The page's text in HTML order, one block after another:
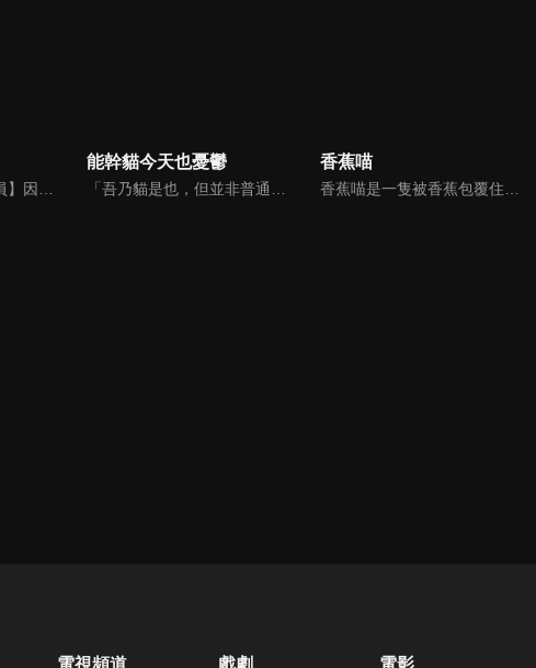
【上班這檔事：公務員】因為戰後的人口爆發、惡靈的兇暴化，地獄被亡者擠得水洩不通的今日，飽受人手不足所苦的地獄陷入了前所未見的混亂。在這之中，有一個在幕後代替手足無措的閻魔大王為各式各樣的問題負責善後的傑出人才，他的名字是閻魔大王的第一補佐官鬼灯！
能幹貓今天也憂鬱
「吾乃貓是也，但並非普通的貓，是空前絕後的『能幹的貓』」 工作能力強，但生活能力零分的上班族福澤幸來，某天撿到了一隻瀕臨凍死的小貓。 被取名為諭吉的小貓，不知不覺中長成不可思議的體型，代替生活能力悽慘的主人做料理、洗衣服、打掃、買東西、與鄰居打交道……。
香蕉喵
香蕉喵是一隻被香蕉包覆住的不可思議貓咪，沒有人看過牠被香蕉皮包住的部分......混在真正的香蕉堆中生活著。最喜歡玩樂和吃點心的牠，會趁沒有人的時候偷偷自己玩耍、小小地惡作劇，夢想是成為時尚的巧克力香蕉。
電視頻道 戲劇 電影